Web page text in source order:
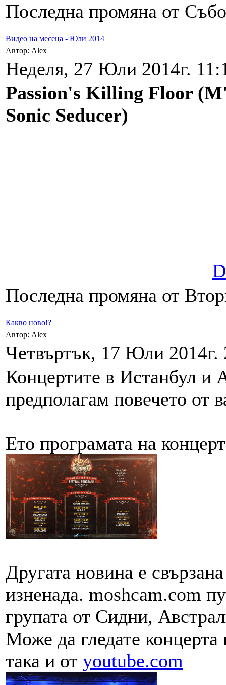
Последна промяна от
Видео на месеца - Юли 2014
Автор: Alex
Неделя, 27 Юли 2014г.
Passion's Killing Floor
Sonic Seducer)
Последна промяна от
Какво ново!?
Автор: Alex
Четвъртък, 17 Юли 2014г.
Концертите в Истанбул и
предполагам повечето от
Ето програмата на
Другата новина е
изненада. moshcam.com
групата от Сидни,
Може да гледате концерта
така и от youtube.com